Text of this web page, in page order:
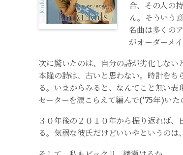
合、その人の
ん。そういう
名曲は多くの
がオーダーメ
次に驚いたのは、自分の詩が劣化しない
本隆の詩は、古いと思わない。時計を
る。いまからみる と、なんてこと無い
セーターを涙こらえて編んで(’75年)いた
３０年後の２０１０年から振り返れば
る。気弱な彼氏だけどいいやというのは